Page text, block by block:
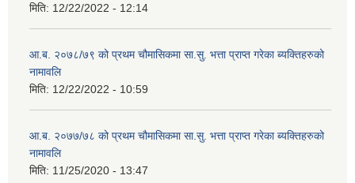
मिति: 12/22/2022 - 12:14
आ.ब. २०७८/७९ को प्रथम चौमासिकमा सा.सु. भत्ता प्राप्त गरेका ब्यक्तिहरुको
नामावलि
मिति: 12/22/2022 - 10:59
आ.ब. २०७७/७८ को प्रथम चौमासिकमा सा.सु. भत्ता प्राप्त गरेका ब्यक्तिहरुको
नामावलि
मिति: 11/25/2020 - 13:47